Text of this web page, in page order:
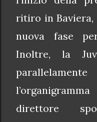
ritiro in Baviera,
nuova fase
Inoltre, la
direttore